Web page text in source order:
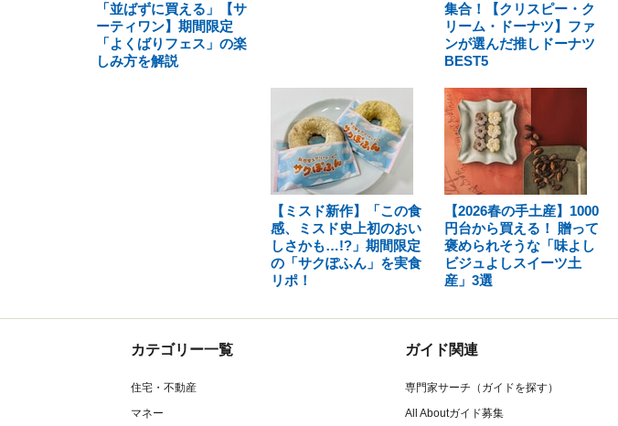
「並ばずに買える」【サ
ーティワン】期間限定
「よくばりフェス」の楽
しみ方を解説
集合！【クリスピー・ク
リーム・ドーナツ】ファ
ンが選んだ推しドーナツ
BEST5
【ミスド新作】「この食
感、ミスド史上初のおい
しさかも…!?」期間限定
の「サクぽふん」を実食
リポ！
【2026春の手土産】1000
円台から買える！ 贈って
褒められそうな「味よし
ビジュよしスイーツ土
産」3選
カテゴリー一覧
住宅・不動産
マネー
ガイド関連
専門家サーチ（ガイドを探す）
All Aboutガイド募集